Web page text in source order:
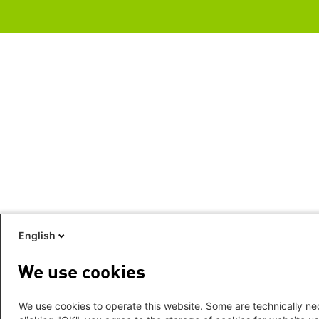
English
We use cookies
We use cookies to operate this website. Some are technically